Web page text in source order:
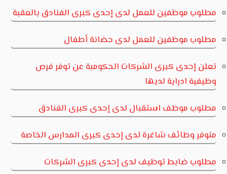
مطلوب موظفين للعمل لدى إحدى كبرى الفنادق بالعقبة
مطلوب موظفين للعمل لدى حضانة أطفال
تعلن إحدى كبرى الشركات الحكومبة عن توفر فرص
وظيفية ادراية لديها
مطلوب موظف استقبال لدى إحدى كبرى الفنادق
متوفر وظائف شاغرة لدى إحدى كبرى المدارس الخاصة
مطلوب ضابط توظيف لدى إحدى كبرى الشركات